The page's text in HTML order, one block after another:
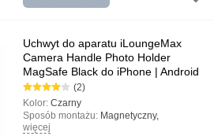
Uchwyt do aparatu iLoungeMax
Camera Handle Photo Holder
MagSafe Black do iPhone | Android
(2)
Kolor:Czarny
Sposób montażu: Magnetyczny,
uniwersalny
więcej